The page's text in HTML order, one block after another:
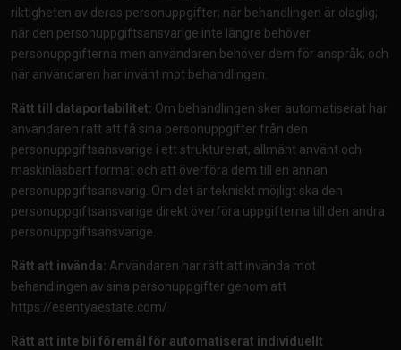
riktigheten av deras personuppgifter; när behandlingen är olaglig;
när den personuppgiftsansvarige inte längre behöver
personuppgifterna men användaren behöver dem för anspråk; och
när användaren har invänt mot behandlingen.
Rätt till dataportabilitet: Om behandlingen sker automatiserat har
användaren rätt att få sina personuppgifter från den
personuppgiftsansvarige i ett strukturerat, allmänt använt och
maskinläsbart format och att överföra dem till en annan
personuppgiftsansvarig. Om det är tekniskt möjligt ska den
personuppgiftsansvarige direkt överföra uppgifterna till den andra
personuppgiftsansvarige.
Rätt att invända: Användaren har rätt att invända mot
behandlingen av sina personuppgifter genom att
https://esentyaestate.com/
Rätt att inte bli föremål för automatiserat individuellt